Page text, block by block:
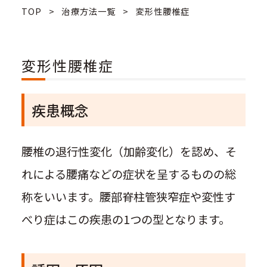
TOP > 治療方法一覧 > 変形性腰椎症
変形性腰椎症
疾患概念
腰椎の退行性変化（加齢変化）を認め、そ
れによる腰痛などの症状を呈するものの総
称をいいます。腰部脊柱管狭窄症や変性す
べり症はこの疾患の1つの型となります。